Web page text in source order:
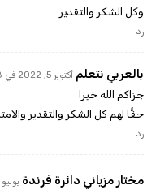
وكل الشكر والتقدير
رد
بالعربي نتعلم أكتوبر 5, 2022 في 9:28 ص
جزاكم الله خيرا
حقًّا لهم كل الشكر والتقدير
رد
مختار مزياني دائرة فرندة يوليو 5, 2023 في 10:41 م